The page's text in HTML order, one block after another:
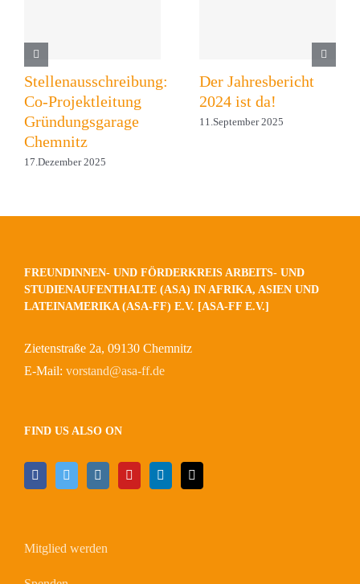
Stellenausschreibung:
Co-Projektleitung
Gründungsgarage
Chemnitz
17.Dezember 2025
Der Jahresbericht
2024 ist da!
11.September 2025
FREUNDINNEN- UND FÖRDERKREIS ARBEITS- UND
STUDIENAUFENTHALTE (ASA) IN AFRIKA, ASIEN UND
LATEINAMERIKA (ASA-FF) E.V. [ASA-FF E.V.]
Zietenstraße 2a, 09130 Chemnitz
E-Mail: vorstand@asa-ff.de
FIND US ALSO ON
Mitglied werden